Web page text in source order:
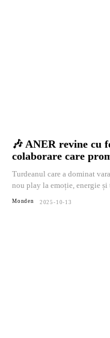
🎶 ANER revine cu
colaborare care
Turdeanul care a dominat
nou play la emoție, energie
Monden 2025-10-13